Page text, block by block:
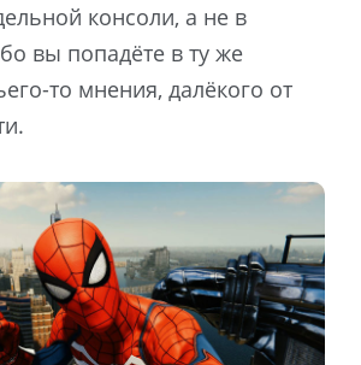
консоли, а не в
вы попадёте в ту же
то мнения, далёкого от